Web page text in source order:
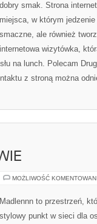
dobry smak. Strona
miejsca, w którym
smaczne, ale również
internetowa wizytówka,
na lunch. Polecam
z stroną można
MOŻLIWOŚĆ
Madlennn to przestrzeń,
stylowy punkt w sieci dla